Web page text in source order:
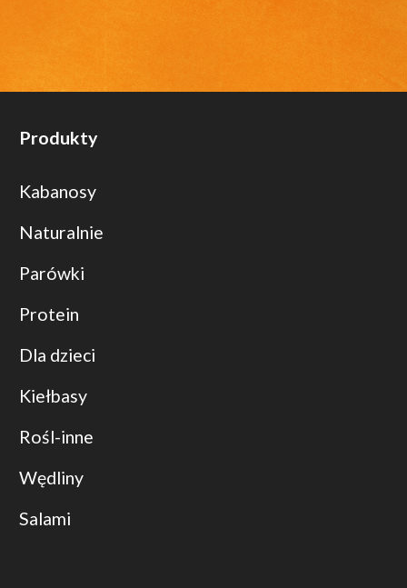
Produkty
Kabanosy
Naturalnie
Parówki
Protein
Dla dzieci
Kiełbasy
Rośl-inne
Wędliny
Salami